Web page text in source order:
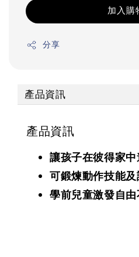
加入購
分享
產品資訊
產品資訊
讓孩子在彼得家
可鍛煉動作技能
學前兒童激發自